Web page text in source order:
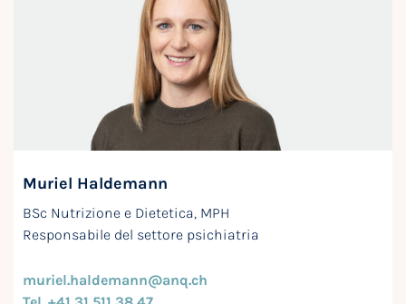
Muriel Haldemann
BSc Nutrizione e Dietetica, MPH
Responsabile del settore psichiatria
muriel.haldemann@anq.ch